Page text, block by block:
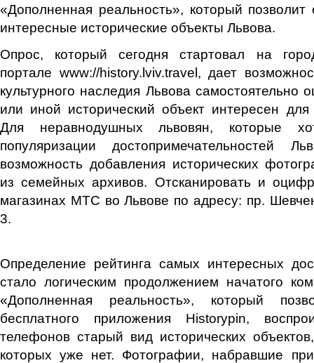
«Дополненная реальность», который позволит
интересные исторические объекты Львова.
Опрос, который сегодня стартовал на
портале www://history.lviv.travel, дает
культурного наследия Львова самостоятельно
или иной исторический объект интересен
Для неравнодушных львовян, которые
популяризации достопримечательностей
возможность добавления исторических
из семейных архивов. Отсканировать и
магазинах МТС во Львове по адресу: пр.
3.
Определение рейтинга самых интересных
стало логическим продолжением начатого
«Дополненная реальность», который
бесплатного приложения Historypin,
телефонов старый вид исторических
которых уже нет. Фотографии, набравшие